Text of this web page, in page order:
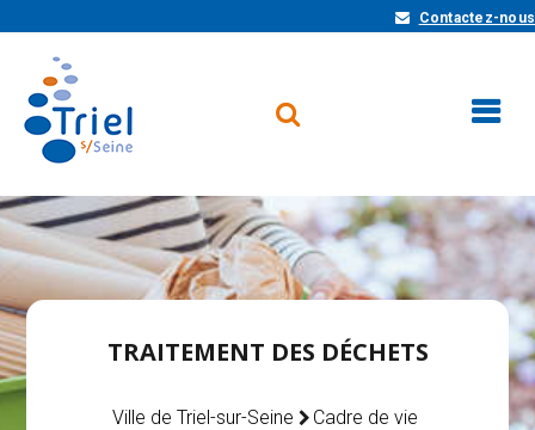
Contactez-nous
TRAITEMENT DES DÉCHETS
Ville de Triel-sur-Seine
Cadre de vie